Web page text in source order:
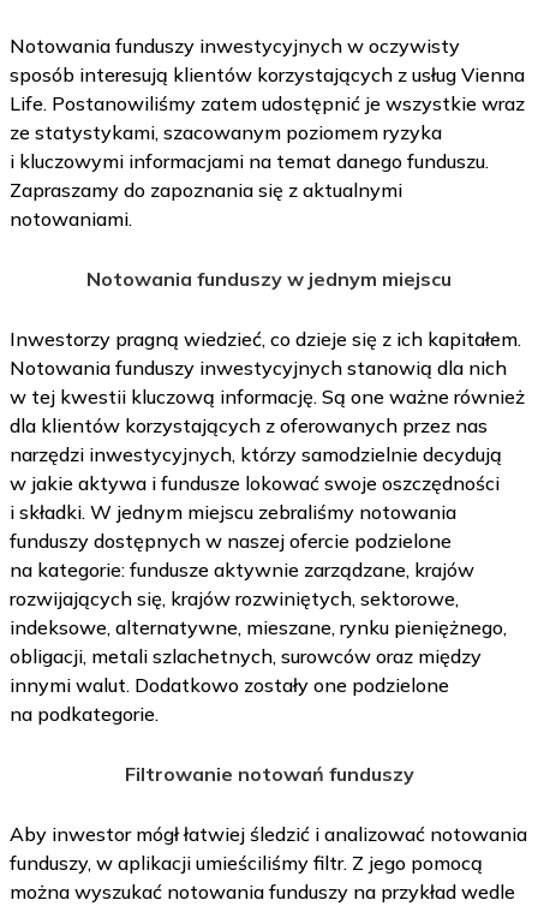
Notowania funduszy inwestycyjnych w oczywisty
sposób interesują klientów korzystających z usług Vienna
Life. Postanowiliśmy zatem udostępnić je wszystkie wraz
ze statystykami, szacowanym poziomem ryzyka
i kluczowymi informacjami na temat danego funduszu.
Zapraszamy do zapoznania się z aktualnymi
notowaniami.
Notowania funduszy w jednym miejscu
Inwestorzy pragną wiedzieć, co dzieje się z ich kapitałem.
Notowania funduszy inwestycyjnych stanowią dla nich
w tej kwestii kluczową informację. Są one ważne również
dla klientów korzystających z oferowanych przez nas
narzędzi inwestycyjnych, którzy samodzielnie decydują
w jakie aktywa i fundusze lokować swoje oszczędności
i składki. W jednym miejscu zebraliśmy notowania
funduszy dostępnych w naszej ofercie podzielone
na kategorie: fundusze aktywnie zarządzane, krajów
rozwijających się, krajów rozwiniętych, sektorowe,
indeksowe, alternatywne, mieszane, rynku pieniężnego,
obligacji, metali szlachetnych, surowców oraz między
innymi walut. Dodatkowo zostały one podzielone
na podkategorie.
Filtrowanie notowań funduszy
Aby inwestor mógł łatwiej śledzić i analizować notowania
funduszy, w aplikacji umieściliśmy filtr. Z jego pomocą
można wyszukać notowania funduszy na przykład wedle